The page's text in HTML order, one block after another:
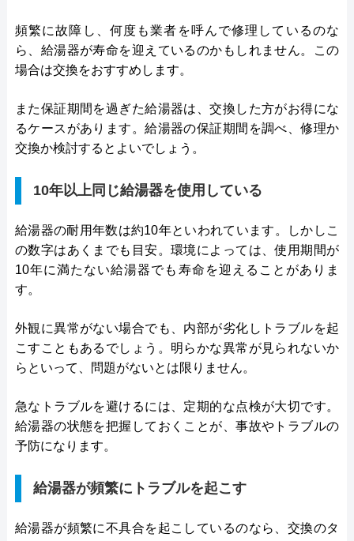
頻繁に故障し、何度も業者を呼んで修理しているのな
ら、給湯器が寿命を迎えているのかもしれません。この
場合は交換をおすすめします。
また保証期間を過ぎた給湯器は、交換した方がお得にな
るケースがあります。給湯器の保証期間を調べ、修理か
交換か検討するとよいでしょう。
10年以上同じ給湯器を使用している
給湯器の耐用年数は約10年といわれています。しかしこ
の数字はあくまでも目安。環境によっては、使用期間が
10年に満たない給湯器でも寿命を迎えることがありま
す。
外観に異常がない場合でも、内部が劣化しトラブルを起
こすこともあるでしょう。明らかな異常が見られないか
らといって、問題がないとは限りません。
急なトラブルを避けるには、定期的な点検が大切です。
給湯器の状態を把握しておくことが、事故やトラブルの
予防になります。
給湯器が頻繁にトラブルを起こす
給湯器が頻繁に不具合を起こしているのなら、交換のタ